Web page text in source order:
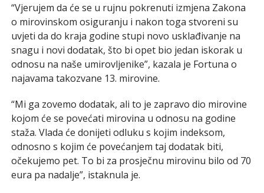
“Vjerujem da će se u rujnu pokrenuti izmjena Zakona
o mirovinskom osiguranju i nakon toga stvoreni su
uvjeti da do kraja godine stupi novo usklađivanje na
snagu i novi dodatak, što bi opet bio jedan iskorak u
odnosu na naše umirovljenike”, kazala je Fortuna o
najavama takozvane 13. mirovine.
“Mi ga zovemo dodatak, ali to je zapravo dio mirovine
kojom će se povećati mirovina u odnosu na godine
staža. Vlada će donijeti odluku s kojim indeksom,
odnosno s kojim će povećanjem taj dodatak biti,
očekujemo pet. To bi za prosječnu mirovinu bilo od 70
eura pa nadalje”, istaknula je.